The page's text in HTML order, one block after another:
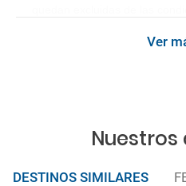
Ver
Nuestros
DESTINOS SIMILARES